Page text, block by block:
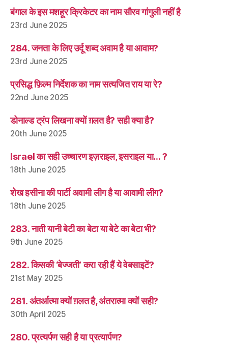
बंगाल के इस मशहूर क्रिकेटर का नाम सौरव गांगुली नहीं है
23rd June 2025
284. जनता के लिए उर्दू शब्द अवाम है या आवाम?
23rd June 2025
प्रसिद्ध फ़िल्म निर्देशक का नाम सत्यजित राय या रे?
22nd June 2025
डोनाल्ड ट्रंप लिखना क्यों ग़लत है? सही क्या है?
20th June 2025
Israel का सही उच्चारण इज़राइल, इसराइल या… ?
18th June 2025
शेख हसीना की पार्टी अवामी लीग है या आवामी लीग?
18th June 2025
283. नाती यानी बेटी का बेटा या बेटे का बेटा भी?
9th June 2025
282. किसकी ‘बेज्जती’ करा रही हैं ये वेबसाइटें?
21st May 2025
281. अंतर्आत्मा क्यों ग़लत है, अंतरात्मा क्यों सही?
30th April 2025
280. प्रत्यर्पण सही है या प्रत्यार्पण?